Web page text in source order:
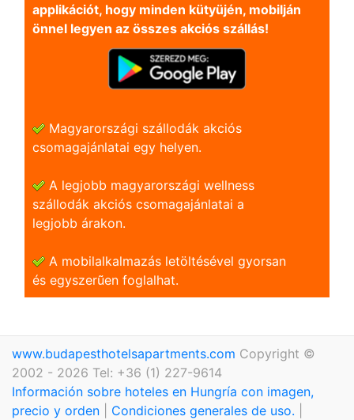
applikációt, hogy minden kütyüjén, mobilján
önnel legyen az összes akciós szállás!
Magyarországi szállodák akciós
csomagajánlatai egy helyen.
A legjobb magyarországi wellness
szállodák akciós csomagajánlatai a
legjobb árakon.
A mobilalkalmazás letöltésével gyorsan
és egyszerũen foglalhat.
www.budapesthotelsapartments.com Copyright ©
2002 - 2026 Tel: +36 (1) 227-9614
Información sobre hoteles en Hungría con imagen,
precio y orden
Condiciones generales de uso.